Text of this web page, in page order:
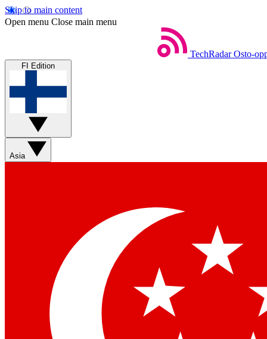
Skip to main content
Open menu Close main menu
TechRadar Osto-
FI Edition
Asia